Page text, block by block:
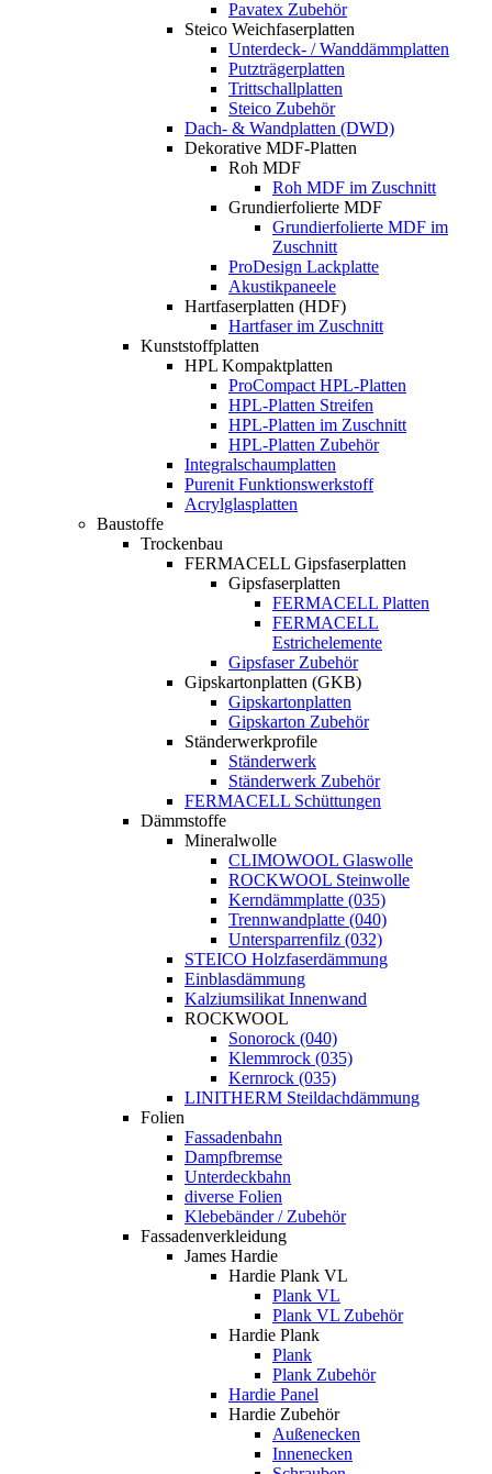
Pavatex Zubehör
Steico Weichfaserplatten
Unterdeck- / Wanddämmplatten
Putzträgerplatten
Trittschallplatten
Steico Zubehör
Dach- & Wandplatten (DWD)
Dekorative MDF-Platten
Roh MDF
Roh MDF im Zuschnitt
Grundierfolierte MDF
Grundierfolierte MDF im
Zuschnitt
ProDesign Lackplatte
Akustikpaneele
Hartfaserplatten (HDF)
Hartfaser im Zuschnitt
Kunststoffplatten
HPL Kompaktplatten
ProCompact HPL-Platten
HPL-Platten Streifen
HPL-Platten im Zuschnitt
HPL-Platten Zubehör
Integralschaumplatten
Purenit Funktionswerkstoff
Acrylglasplatten
Baustoffe
Trockenbau
FERMACELL Gipsfaserplatten
Gipsfaserplatten
FERMACELL Platten
FERMACELL
Estrichelemente
Gipsfaser Zubehör
Gipskartonplatten (GKB)
Gipskartonplatten
Gipskarton Zubehör
Ständerwerkprofile
Ständerwerk
Ständerwerk Zubehör
FERMACELL Schüttungen
Dämmstoffe
Mineralwolle
CLIMOWOOL Glaswolle
ROCKWOOL Steinwolle
Kerndämmplatte (035)
Trennwandplatte (040)
Untersparrenfilz (032)
STEICO Holzfaserdämmung
Einblasdämmung
Kalziumsilikat Innenwand
ROCKWOOL
Sonorock (040)
Klemmrock (035)
Kernrock (035)
LINITHERM Steildachdämmung
Folien
Fassadenbahn
Dampfbremse
Unterdeckbahn
diverse Folien
Klebebänder / Zubehör
Fassadenverkleidung
James Hardie
Hardie Plank VL
Plank VL
Plank VL Zubehör
Hardie Plank
Plank
Plank Zubehör
Hardie Panel
Hardie Zubehör
Außenecken
Innenecken